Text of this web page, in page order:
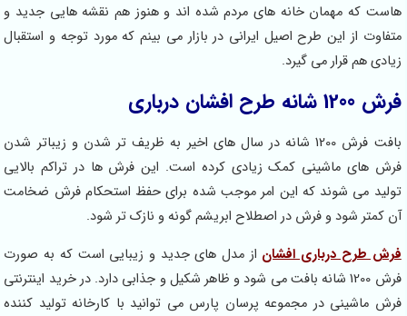
هاست که مهمان خانه های مردم شده اند و هنوز هم نقشه هایی جدید و
متفاوت از این طرح اصیل ایرانی در بازار می بینم که مورد توجه و استقبال
زیادی هم قرار می گیرد.
فرش 1200 شانه طرح افشان درباری
بافت فرش 1200 شانه در سال های اخیر به ظریف تر شدن و زیباتر شدن
فرش های ماشینی کمک زیادی کرده است. این فرش ها در تراکم بالایی
تولید می شوند که این امر موجب شده برای حفظ استحکام فرش ضخامت
آن کمتر شود و فرش در اصطلاح ابریشم گونه و نازک تر شود.
فرش طرح درباری افشان از مدل های جدید و زیبایی است که به صورت
فرش 1200 شانه بافت می شود و ظاهر شکیل و جذابی دارد. در خرید اینترنتی
فرش ماشینی در مجموعه پرسان پارس می توانید با کارخانه تولید کننده